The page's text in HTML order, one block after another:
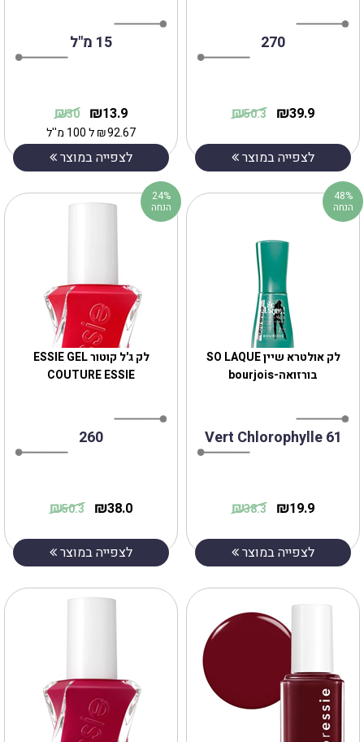
15 מ"ל
13.9
₪
30
₪
92.67
₪ל 100 מ''ל
לצפייה במוצר
270
39.9
₪
50.3
₪
לצפייה במוצר
לק ג'ל קוטור ESSIE GEL
COUTURE ESSIE
260
38.0
₪
50.3
₪
לצפייה במוצר
24%
הנחה
לק אולטרא שיין SO LAQUE
בורזואה-bourjois
61 Vert Chlorophylle
19.9
₪
38.3
₪
לצפייה במוצר
48%
הנחה